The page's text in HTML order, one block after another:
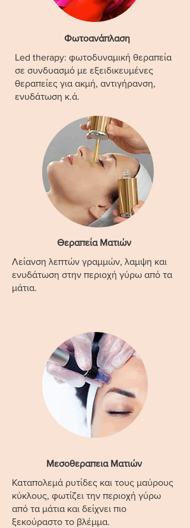
Φωτοανάπλαση
Led therapy: φωτοδυναμική θεραπεία
σε συνδυασμό με εξειδικευμένες
θεραπείες για ακμή, αντιγήρανση,
ενυδάτωση κ.ά.
Θεραπεία Ματιών
Λείανση λεπτών γραμμών, λαμψη και
ενυδάτωση στην περιοχή γύρω από τα
μάτια.
Μεσοθεραπεια Ματιών
Καταπολεμά ρυτίδες και τους μαύρους
κύκλους, φωτίζει την περιοχή γύρω
από τα μάτια και δείχνει πιο
ξεκούραστο το βλέμμα.